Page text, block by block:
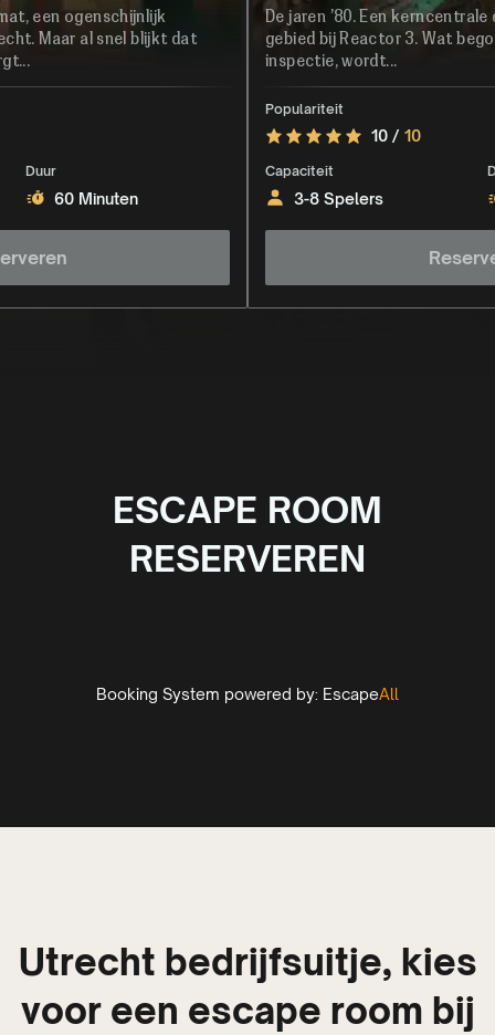
een ogenschijnlijk
Maar al snel blijkt dat
Duur
60 Minuten
De jaren ’80. Een
gebied bij Reactor 3. Wat
inspectie, wordt...
Populariteit
10 / 10
Capaciteit
3-8 Spelers
ESCAPE ROOM
RESERVEREN
Booking System powered by: EscapeAll
Utrecht bedrijfsuitje, kies
voor een escape room bij